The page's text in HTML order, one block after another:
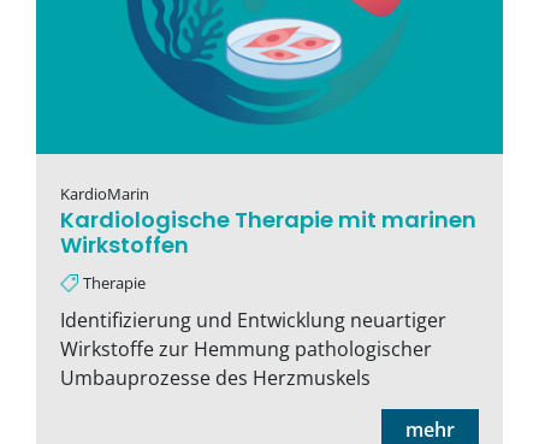
KardioMarin
Kardiologische Therapie mit marinen
Wirkstoffen
Therapie
Identifizierung und Entwicklung neuartiger
Wirkstoffe zur Hemmung pathologischer
Umbauprozesse des Herzmuskels
mehr